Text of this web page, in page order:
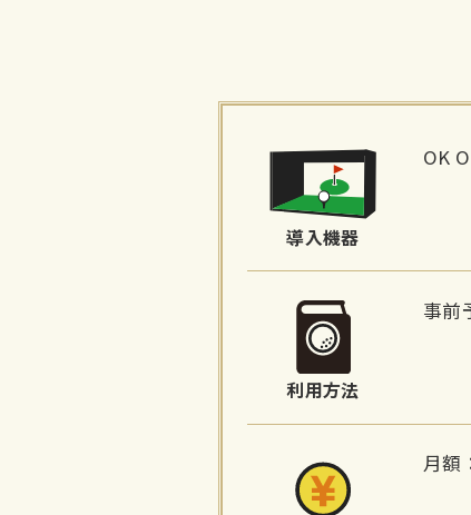
導入機器
OK
利用方法
事前
月額